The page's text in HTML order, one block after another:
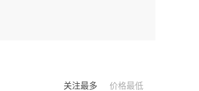
关注最多 价格最低